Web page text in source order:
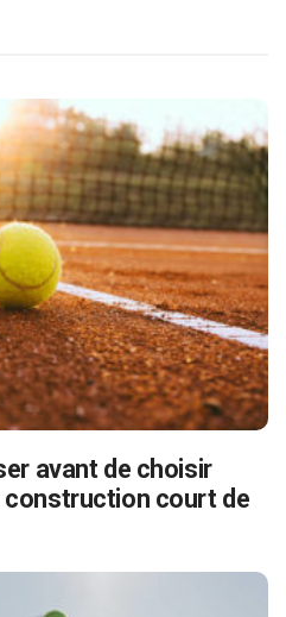
avant de choisir
construction court de